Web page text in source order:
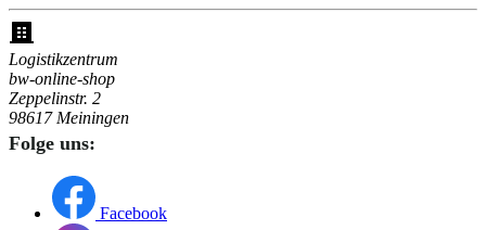
Logistikzentrum
bw-online-shop
Zeppelinstr. 2
98617 Meiningen
Folge uns:
Facebook